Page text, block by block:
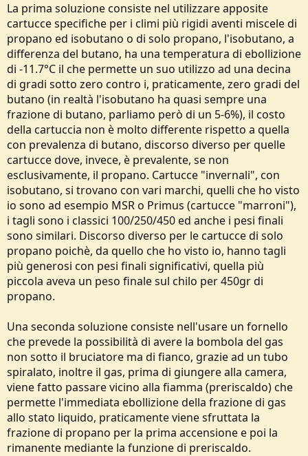
La prima soluzione consiste nel utilizzare apposite
cartucce specifiche per i climi più rigidi aventi miscele di
propano ed isobutano o di solo propano, l'isobutano, a
differenza del butano, ha una temperatura di ebollizione
di -11.7°C il che permette un suo utilizzo ad una decina
di gradi sotto zero contro i, praticamente, zero gradi del
butano (in realtà l'isobutano ha quasi sempre una
frazione di butano, parliamo però di un 5-6%), il costo
della cartuccia non è molto differente rispetto a quella
con prevalenza di butano, discorso diverso per quelle
cartucce dove, invece, è prevalente, se non
esclusivamente, il propano. Cartucce "invernali", con
isobutano, si trovano con vari marchi, quelli che ho visto
io sono ad esempio MSR o Primus (cartucce "marroni"),
i tagli sono i classici 100/250/450 ed anche i pesi finali
sono similari. Discorso diverso per le cartucce di solo
propano poichè, da quello che ho visto io, hanno tagli
più generosi con pesi finali significativi, quella più
piccola aveva un peso finale sul chilo per 450gr di
propano.
Una seconda soluzione consiste nell'usare un fornello
che prevede la possibilità di avere la bombola del gas
non sotto il bruciatore ma di fianco, grazie ad un tubo
spiralato, inoltre il gas, prima di giungere alla camera,
viene fatto passare vicino alla fiamma (preriscaldo) che
permette l'immediata ebollizione della frazione di gas
allo stato liquido, praticamente viene sfruttata la
frazione di propano per la prima accensione e poi la
rimanente mediante la funzione di preriscaldo.